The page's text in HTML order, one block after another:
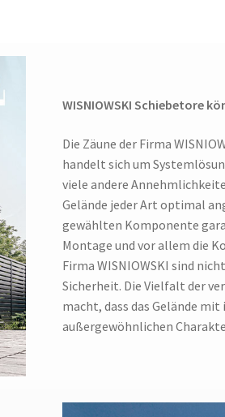
WISNIOWSKI Schiebetore
Die Zäune der Firma
handelt sich um
viele andere
Gelände jeder Art optimal
gewählten Komponente
Montage und vor allem die
Firma WISNIOWSKI sind
Sicherheit. Die Vielfalt der
macht, dass das Gelände
außergewöhnlichen